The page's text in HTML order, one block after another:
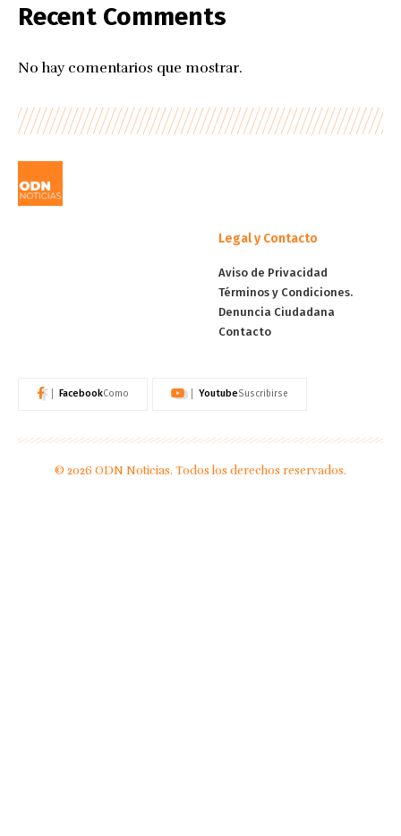
Recent Comments
No hay comentarios que mostrar.
Legal y Contacto
Aviso de Privacidad
Términos y Condiciones.
Denuncia Ciudadana
Contacto
FacebookComo YoutubeSuscribirse
© 2026 ODN Noticias. Todos los derechos reservados.